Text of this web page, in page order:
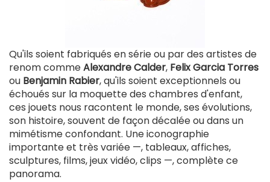
Qu'ils soient fabriqués en série ou par des artistes de
renom commeAlexandre Calder, Felix Garcia Torres
ou Benjamin Rabier, qu'ils soient exceptionnels ou
échoués sur la moquette des chambres d'enfant,
ces jouets nous racontent le monde, ses évolutions,
son histoire, souvent de façon décalée ou dans un
mimétisme confondant. Une iconographie
importante et très variée —, tableaux, affiches,
sculptures, films, jeux vidéo, clips —, complète ce
panorama.